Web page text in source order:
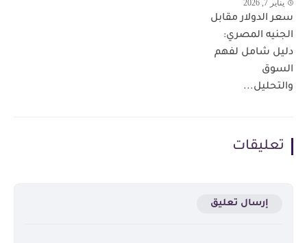
يناير 7, 2026
سعر الدولار مقابل
الجنيه المصري:
دليل شامل لفهم
السوق
والتحليل...
تعليقات
إرسال تعليق